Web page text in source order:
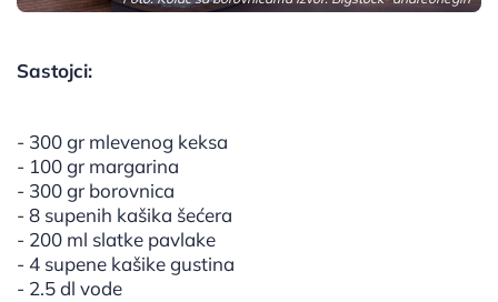
Sastojci:
- 300 gr mlevenog keksa
- 100 gr margarina
- 300 gr borovnica
- 8 supenih kašika šećera
- 200 ml slatke pavlake
- 4 supene kašike gustina
- 2.5 dl vode